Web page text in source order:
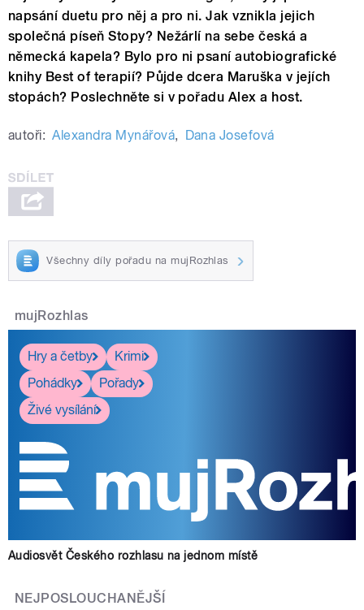
napsání duetu pro něj a pro ni. Jak vznikla jejich
společná píseň Stopy? Nežárlí na sebe česká a
německá kapela? Bylo pro ni psaní autobiografické
knihy Best of terapií? Půjde dcera Maruška v jejích
stopách? Poslechněte si v pořadu Alex a host.
autoři: Alexandra Mynářová, Dana Josefová
Všechny díly pořadu na mujRozhlas
mujRozhlas
Hry a četby
Krimi
Pohádky
Pořady
Živé vysílání
Audiosvět Českého rozhlasu na jednom místě
NEJPOSLOUCHANĚJŠÍ